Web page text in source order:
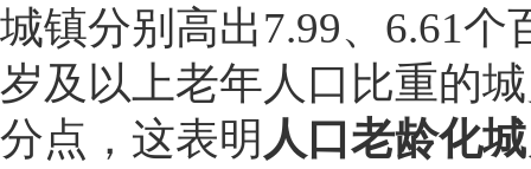
城镇分别高出7.99、6.61个
岁及以上老年人口比重的
分点，这表明 人口老龄化